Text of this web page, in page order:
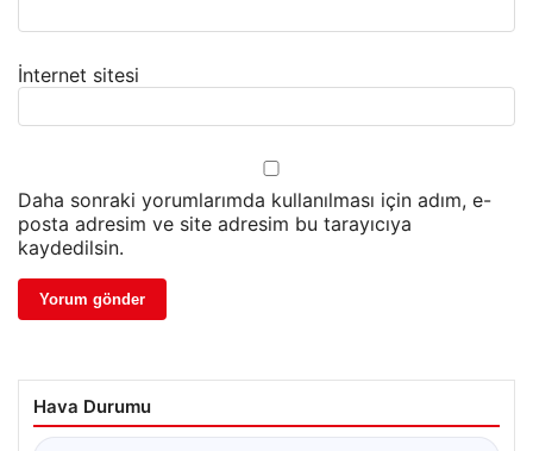
İnternet sitesi
Daha sonraki yorumlarımda kullanılması için adım, e-
posta adresim ve site adresim bu tarayıcıya
kaydedilsin.
Hava Durumu